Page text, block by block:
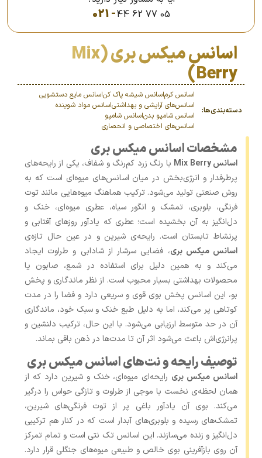
021 -44 62 77 05
اسانس میکس بری (Mix
Berry)
دسته‌بندی‌ها:
اسانس کرماسانس شیشه پاک کناسانس مایع دستشویی
اسانس‌های آرایشی و بهداشتیاسانس مواد شوینده
اسانس شامپو بدناسانس شامپو
اسانس‌های اختصاصی و انحصاری
مشخصات اسانس میکس بری
اسانس Mix Berry
با رنگ زرد کم‌رنگ و شفاف، یکی از رایحه‌های
پرطرفدار و انرژی‌بخش در میان اسانس‌های میوه‌ای است که به
روش صنعتی تولید می‌شود. ترکیب هماهنگ میوه‌هایی مانند توت
‌فرنگی، بلوبری، تمشک و انگور سیاه، عطری میوه‌ای، خنک و
دل‌انگیز به آن بخشیده است؛ عطری که یادآور روزهای آفتابی و
پرنشاط تابستان است. رایحه‌ی شیرین و در عین حال تازه‌ی
اسانس میکس بری، فضایی سرشار از شادابی و طراوت ایجاد
می‌کند و به همین دلیل برای استفاده در شمع، صابون یا
محصولات بهداشتی بسیار محبوب است. از نظر ماندگاری و پخش
بو، این اسانس پخش بوی قوی و سریعی دارد و فضا را در مدت
کوتاهی پر می‌کند، اما به ‌دلیل طبع خنک و سبک خود، ماندگاری
آن در حد متوسط ارزیابی می‌شود. با این حال، ترکیب دلنشین و
پرانرژی‌اش باعث می‌شود اثر آن تا مدت‌ها در ذهن باقی بماند.
توصیف رایحه و نت‌های اسانس میکس بری
اسانس میکس بری رایحه‌ای میوه‌ای، خنک و شیرین دارد که از
همان لحظه‌ی نخست با موجی از طراوت و تازگی حواس را درگیر
می‌کند. بوی آن یادآور باغی پر از توت ‌فرنگی‌های شیرین،
تمشک‌های رسیده و بلوبری‌های آبدار است که در کنار هم ترکیبی
دل‌انگیز و زنده می‌سازند. این اسانس تک نتی است و تمام تمرکز
آن روی بازآفرینی بوی خالص و طبیعی میوه‌های جنگلی قرار دارد.